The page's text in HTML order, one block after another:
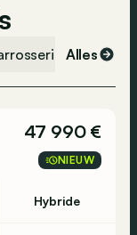
Alles
47 990 €
NIEUW
Hybride